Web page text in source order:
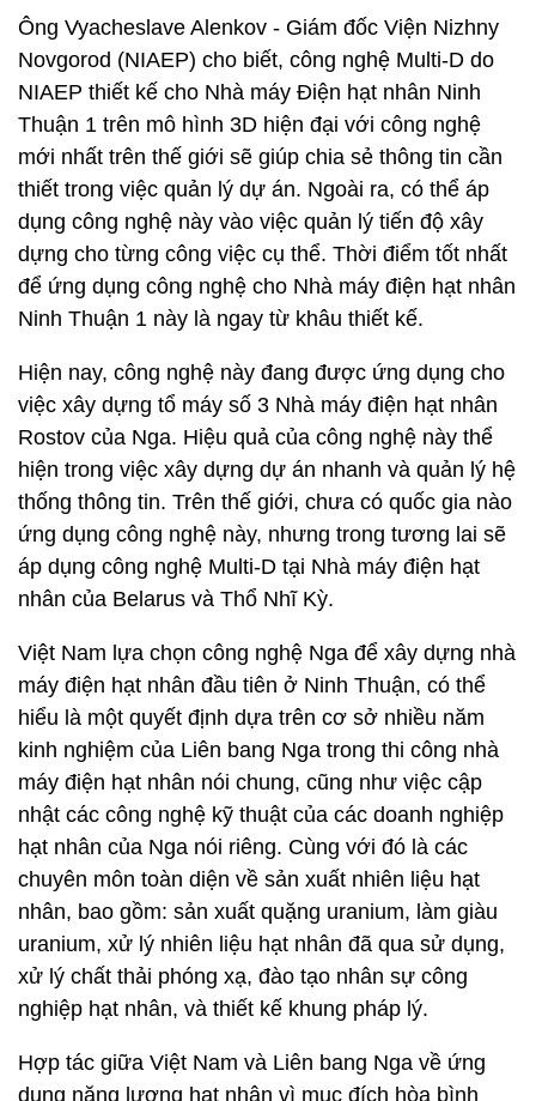
Ông Vyacheslave Alenkov - Giám đốc Viện Nizhny
Novgorod (NIAEP) cho biết, công nghệ Multi-D do
NIAEP thiết kế cho Nhà máy Điện hạt nhân Ninh
Thuận 1 trên mô hình 3D hiện đại với công nghệ
mới nhất trên thế giới sẽ giúp chia sẻ thông tin cần
thiết trong việc quản lý dự án. Ngoài ra, có thể áp
dụng công nghệ này vào việc quản lý tiến độ xây
dựng cho từng công việc cụ thể. Thời điểm tốt nhất
để ứng dụng công nghệ cho Nhà máy điện hạt nhân
Ninh Thuận 1 này là ngay từ khâu thiết kế.
Hiện nay, công nghệ này đang được ứng dụng cho
việc xây dựng tổ máy số 3 Nhà máy điện hạt nhân
Rostov của Nga. Hiệu quả của công nghệ này thể
hiện trong việc xây dựng dự án nhanh và quản lý hệ
thống thông tin. Trên thế giới, chưa có quốc gia nào
ứng dụng công nghệ này, nhưng trong tương lai sẽ
áp dụng công nghệ Multi-D tại Nhà máy điện hạt
nhân của Belarus và Thổ Nhĩ Kỳ.
Việt Nam lựa chọn công nghệ Nga để xây dựng nhà
máy điện hạt nhân đầu tiên ở Ninh Thuận, có thể
hiểu là một quyết định dựa trên cơ sở nhiều năm
kinh nghiệm của Liên bang Nga trong thi công nhà
máy điện hạt nhân nói chung, cũng như việc cập
nhật các công nghệ kỹ thuật của các doanh nghiệp
hạt nhân của Nga nói riêng. Cùng với đó là các
chuyên môn toàn diện về sản xuất nhiên liệu hạt
nhân, bao gồm: sản xuất quặng uranium, làm giàu
uranium, xử lý nhiên liệu hạt nhân đã qua sử dụng,
xử lý chất thải phóng xạ, đào tạo nhân sự công
nghiệp hạt nhân, và thiết kế khung pháp lý.
Hợp tác giữa Việt Nam và Liên bang Nga về ứng
dụng năng lượng hạt nhân vì mục đích hòa bình